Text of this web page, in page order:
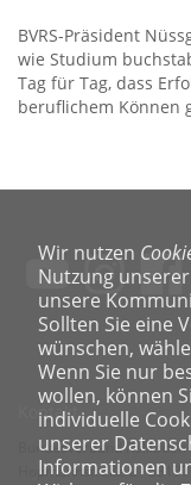
BVRS-Präsident
wie Studium
Tag für Tag, dass
beruflichem Können
Kontakt
Bundesverband
Hopmannstraße 2 ·
Wir nutzen
Nutzung
unsere
Sollten Sie eine
wünschen,
Wenn Sie nur
wollen, können
individuelle
unserer
Informationen